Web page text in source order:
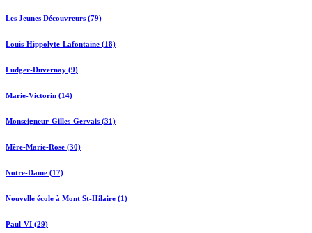
Les Jeunes Découvreurs (79)
Louis-Hippolyte-Lafontaine (18)
Ludger-Duvernay (9)
Marie-Victorin (14)
Monseigneur-Gilles-Gervais (31)
Mère-Marie-Rose (30)
Notre-Dame (17)
Nouvelle école à Mont St-Hilaire (1)
Paul-VI (29)